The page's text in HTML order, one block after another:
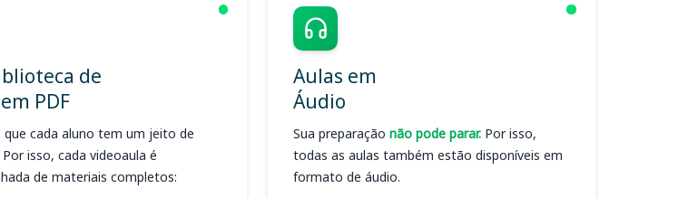
de
PDF
que cada aluno tem um jeito de
Por isso, cada videoaula é
de materiais completos:
Aulas em
Áudio
Sua preparação não pode parar. Por isso,
todas as aulas também estão disponíveis em
formato de áudio.